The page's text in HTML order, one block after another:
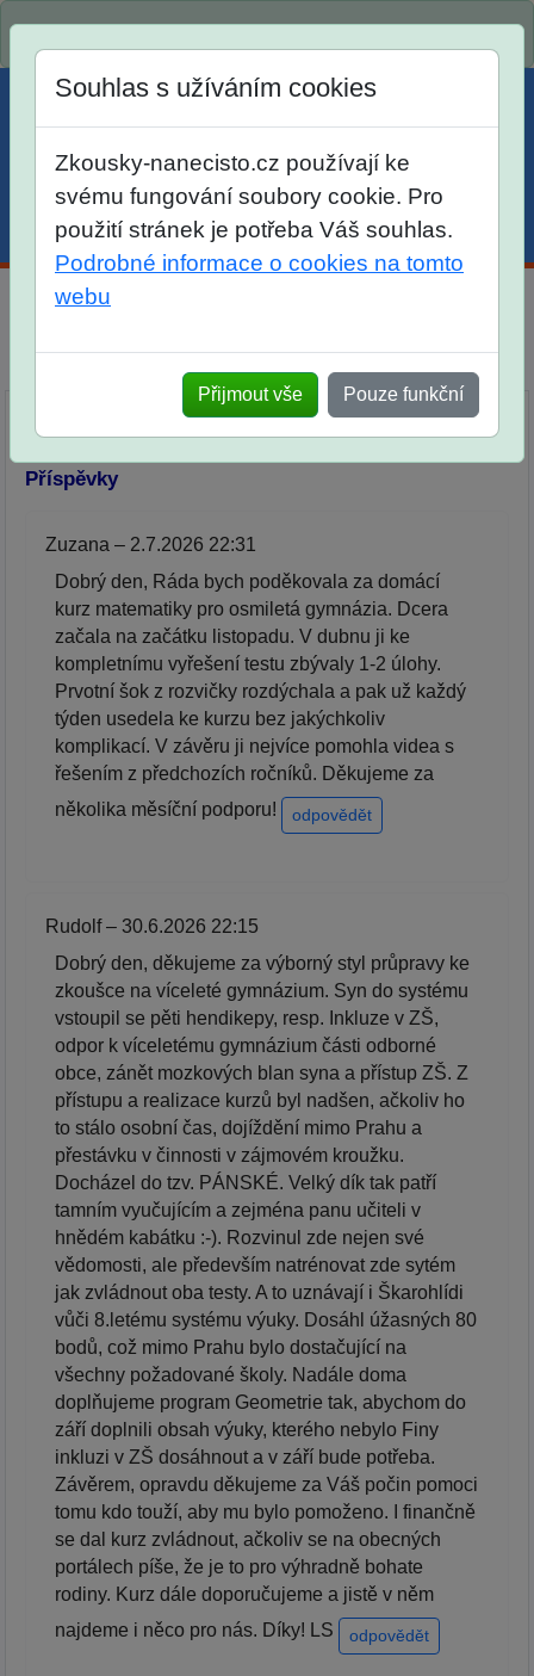
Menu Účet Košík
po skutečných přijímacích zkouškách
Souhlas s užíváním cookies
Zkousky-nanecisto.cz používají ke
svému fungování soubory cookie. Pro
použití stránek je potřeba Váš souhlas.
Podrobné informace o cookies na tomto
webu
Přijmout vše Pouze funkční
Přidat příspěvek
Příspěvky
Zuzana – 2.7.2026 22:31
Dobrý den, Ráda bych poděkovala za domácí
kurz matematiky pro osmiletá gymnázia. Dcera
začala na začátku listopadu. V dubnu ji ke
kompletnímu vyřešení testu zbývaly 1-2 úlohy.
Prvotní šok z rozvičky rozdýchala a pak už každý
týden usedela ke kurzu bez jakýchkoliv
komplikací. V závěru ji nejvíce pomohla videa s
řešením z předchozích ročníků. Děkujeme za
několika měsíční podporu!
odpovědět
Rudolf – 30.6.2026 22:15
Dobrý den, děkujeme za výborný styl průpravy ke
zkoušce na víceleté gymnázium. Syn do systému
vstoupil se pěti hendikepy, resp. Inkluze v ZŠ,
odpor k víceletému gymnázium části odborné
obce, zánět mozkových blan syna a přístup ZŠ. Z
přístupu a realizace kurzů byl nadšen, ačkoliv ho
to stálo osobní čas, dojíždění mimo Prahu a
přestávku v činnosti v zájmovém kroužku.
Docházel do tzv. PÁNSKÉ. Velký dík tak patří
tamním vyučujícím a zejména panu učiteli v
hnědém kabátku :-). Rozvinul zde nejen své
vědomosti, ale především natrénovat zde sytém
jak zvládnout oba testy. A to uznávají i Škarohlídi
vůči 8.letému systému výuky. Dosáhl úžasných 80
bodů, což mimo Prahu bylo dostačující na
všechny požadované školy. Nadále doma
doplňujeme program Geometrie tak, abychom do
září doplnili obsah výuky, kterého nebylo Finy
inkluzi v ZŠ dosáhnout a v září bude potřeba.
Závěrem, opravdu děkujeme za Váš počin pomoci
tomu kdo touží, aby mu bylo pomoženo. I finančně
se dal kurz zvládnout, ačkoliv se na obecných
portálech píše, že je to pro výhradně bohate
rodiny. Kurz dále doporučujeme a jistě v něm
najdeme i něco pro nás. Díky! LS
odpovědět